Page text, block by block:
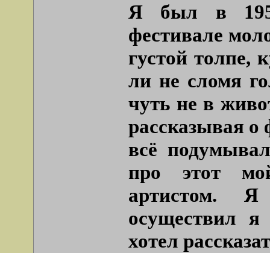
Я был в
фестивале
густой толпе,
ли не сломя
чуть не в
рассказывая о
всё
про этот
артистом.
осуществил
хотел